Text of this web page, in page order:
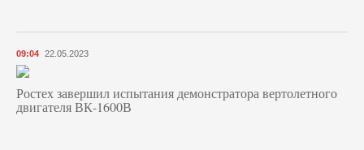
09:04 22.05.2023
Ростех завершил испытания демонстратора вертолетного
двигателя ВК-1600В